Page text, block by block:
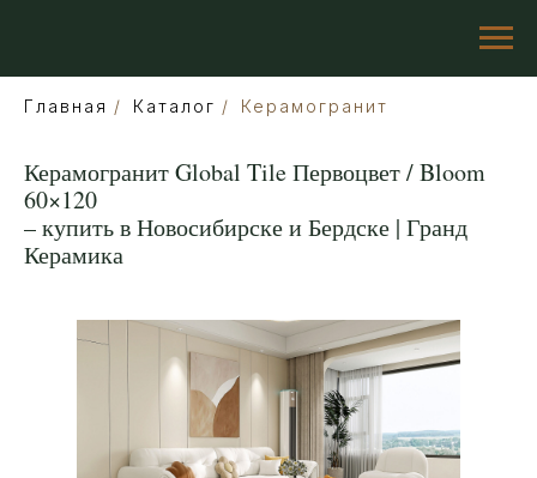
Главная / Каталог / Керамогранит
Керамогранит Global Tile Первоцвет / Bloom
60×120
– купить в Новосибирске и Бердске | Гранд
Керамика